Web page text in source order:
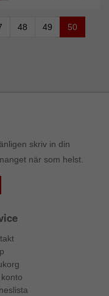
48 49 50
skriv in din
när som helst.